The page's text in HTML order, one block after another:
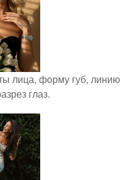
лица, форму губ, линию
глаз.